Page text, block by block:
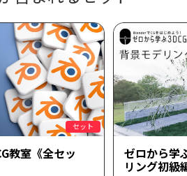
セット
教室《全セッ ゼロから学
リング初級